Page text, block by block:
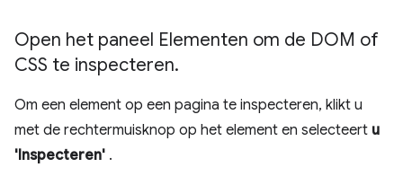
Open het paneel Elementen om de DOM of
CSS te inspecteren.
Om een ​​element op een pagina te inspecteren, klikt u
met de rechtermuisknop op het element en selecteert u
'Inspecteren' .